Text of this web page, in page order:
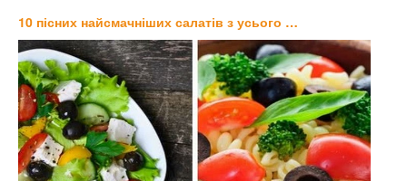
10 пісних найсмачніших салатів з усього …